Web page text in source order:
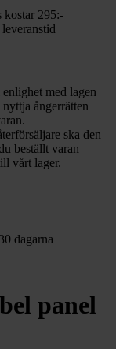
kostar 295:-
med lagen
ångerrätten
ska den
beställt varan
vårt lager.
dagarna
panel